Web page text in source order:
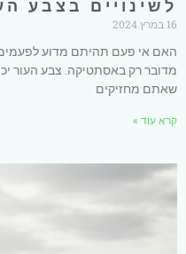
לשינויים בצבע
16 במרץ 2024
האם אי פעם תהיתם מדוע לפעמים
מדובר רק באסתטיקה. צבע העור
שאתם מחזיקים
קרא עוד »